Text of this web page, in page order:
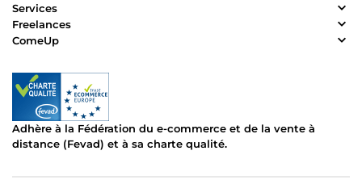
Services
Freelances
ComeUp
Adhère à la Fédération du e-commerce et de la vente à
distance (Fevad) et à sa charte qualité.